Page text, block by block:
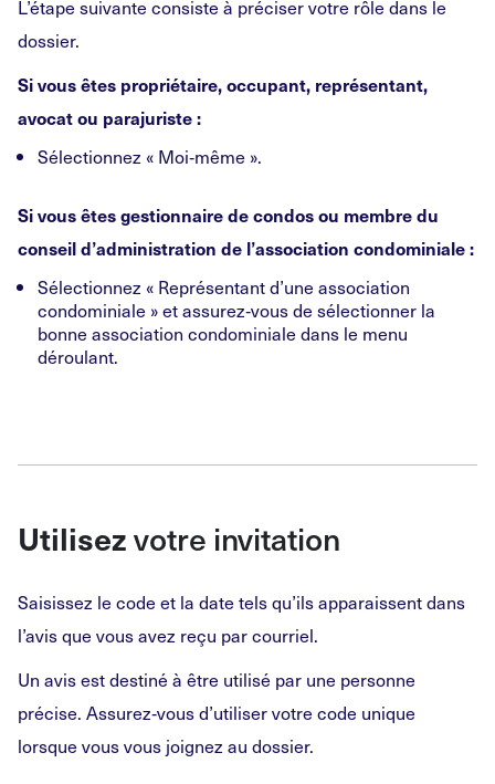
L’étape suivante consiste à préciser votre rôle dans le
dossier.
Si vous êtes propriétaire, occupant, représentant,
avocat ou parajuriste :
Sélectionnez « Moi‑même ».
Si vous êtes gestionnaire de condos ou membre du
conseil d’administration de l’association condominiale :
Sélectionnez « Représentant d’une association
condominiale » et assurez‑vous de sélectionner la
bonne association condominiale dans le menu
déroulant.
Utilisezvotre invitation
Saisissez le code et la date tels qu’ils apparaissent dans
l’avis que vous avez reçu par courriel.
Un avis est destiné à être utilisé par une personne
précise. Assurez‑vous d’utiliser votre code unique
lorsque vous vous joignez au dossier.